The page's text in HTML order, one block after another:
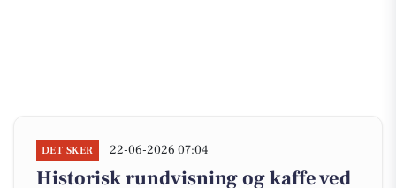
DET SKER 22-06-2026 07:04
Historisk rundvisning og kaffe ved